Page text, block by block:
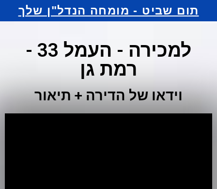
תום שביט - מומחה הנדל"ן שלך
למכירה - העמל 33 -
רמת גן
וידאו של הדירה + תיאור